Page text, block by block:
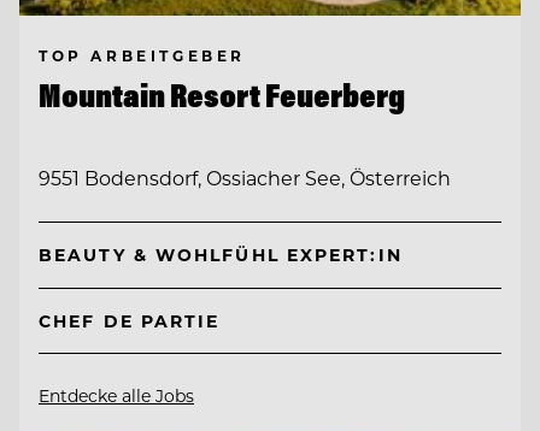
TOP ARBEITGEBER
Mountain Resort Feuerberg
9551 Bodensdorf, Ossiacher See, Österreich
BEAUTY & WOHLFÜHL EXPERT:IN
CHEF DE PARTIE
Entdecke alle Jobs